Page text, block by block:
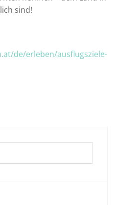
sind!
de/erleben/ausflugsziele-